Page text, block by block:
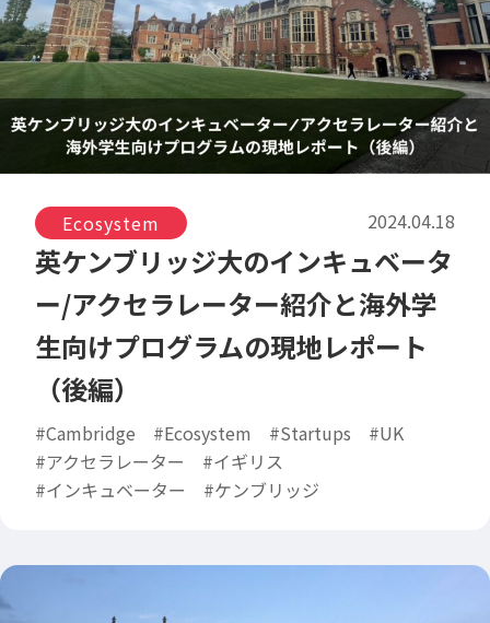
Ecosystem 2024.04.18
英ケンブリッジ大のインキュベータ
ー/アクセラレーター紹介と海外学
生向けプログラムの現地レポート
（後編）
#Cambridge #Ecosystem #Startups
#UK
#アクセラレーター
#イギリス
#インキュベーター
#ケンブリッジ